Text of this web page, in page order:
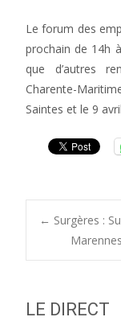
Le forum des
prochain de 14h
que d’autres
Charente-
Saintes et le 9
Post
← Surgères :
LE DIRECT